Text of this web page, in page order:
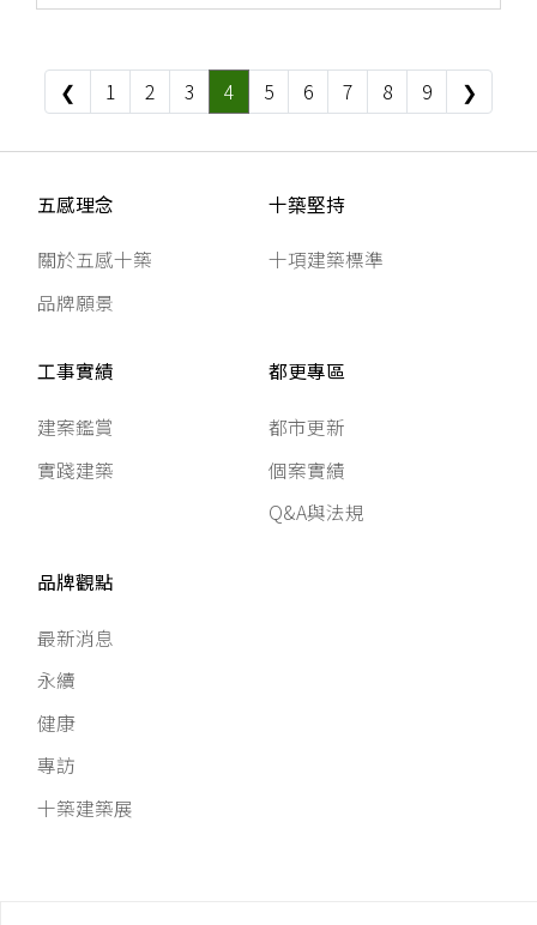
❮ 1 2 3 4 5 6 7 8 9 ❯
五感理念
關於五感十築
品牌願景
十築堅持
十項建築標準
工事實績
建案鑑賞
實踐建築
都更專區
都市更新
個案實績
Q&A與法規
品牌觀點
最新消息
永續
健康
專訪
十築建築展